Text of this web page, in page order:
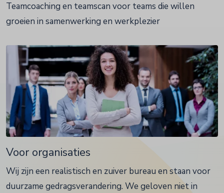
Teamcoaching en teamscan voor teams die willen
groeien in samenwerking en werkplezier
Voor organisaties
Wij zijn een realistisch en zuiver bureau en staan voor
duurzame gedragsverandering. We geloven niet in